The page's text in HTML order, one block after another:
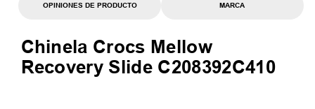
OPINIONES DE PRODUCTO MARCA
Chinela Crocs Mellow
Recovery Slide C208392C410